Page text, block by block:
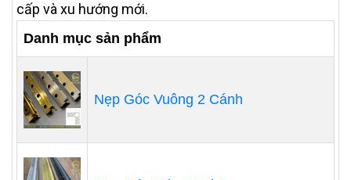
cấp và xu hướng mới.
Danh mục sản phẩm
Nẹp Góc Vuông 2 Cánh